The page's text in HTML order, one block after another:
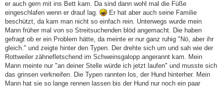
er auch gern mit ins Bett kam. Da sind dann wohl mal die Füße
eingeschlafen wenn er drauf lag.
Er hat aber auch seine Familie
beschützt, da kam man nicht so einfach rein. Unterwegs wurde mein
Mann früher mal von so Streitsuchenden blöd angemacht. Die haben
gefragt ob er ein Problem hätte, da meinte er nur ganz ruhig "Nö, aber ihr
gleich." und zeigte hinter den Typen. Der drehte sich um und sah wie der
Rottweiler zähnefletschend im Schweinsgalopp angerannt kam. Mein
Mann meinte nur "an deiner Stelle würde ich jetzt laufen" und musste sich
das grinsen verkneifen. Die Typen rannten los, der Hund hinterher. Mein
Mann hat sie so lange rennen lassen bis der Hund nur noch ein paar